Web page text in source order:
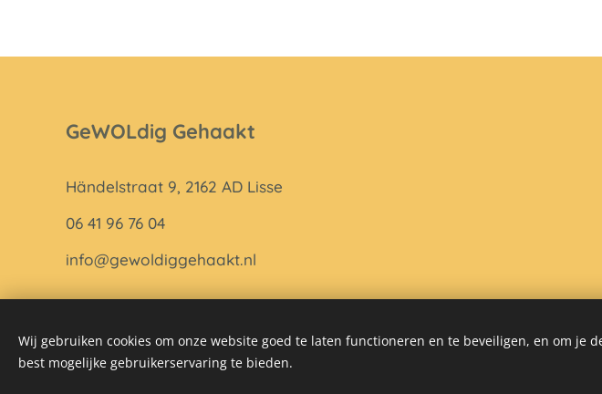
GeWOLdig Gehaakt
Händelstraat 9, 2162 AD Lisse
06 41 96 76 04
info@gewoldiggehaakt.nl
Wij gebruiken cookies om onze website goed te laten functioneren en te beveiligen, en om je
best mogelijke gebruikerservaring te bieden.